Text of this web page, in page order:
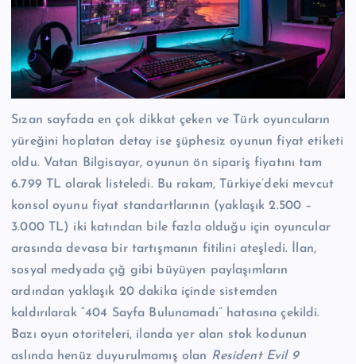
Sızan sayfada en çok dikkat çeken ve Türk oyuncuların
yüreğini hoplatan detay ise şüphesiz oyunun fiyat etiketi
oldu. Vatan Bilgisayar, oyunun ön sipariş fiyatını tam
6.799 TL olarak listeledi. Bu rakam, Türkiye’deki mevcut
konsol oyunu fiyat standartlarının (yaklaşık 2.500 –
3.000 TL) iki katından bile fazla olduğu için oyuncular
arasında devasa bir tartışmanın fitilini ateşledi. İlan,
sosyal medyada çığ gibi büyüyen paylaşımların
ardından yaklaşık 20 dakika içinde sistemden
kaldırılarak “404 Sayfa Bulunamadı” hatasına çekildi.
Bazı oyun otoriteleri, ilanda yer alan stok kodunun
aslında henüz duyurulmamış olan Resident Evil 9